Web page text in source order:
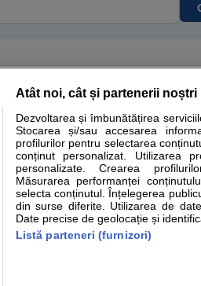
medicale
pe sfatulmedicului.ro au scop
ca pe langa informatia primita pe
-
a
Parteneri
Inscriere clinica
Atât noi, cât și partenerii
Dezvoltarea și îmbunătățirea
Stocarea și/sau accesarea
profilurilor pentru selectarea
conținut personalizat. Utilizarea
personalizate. Crearea
Măsurarea performanței
selecta conținutul. Înțelegerea
din surse diferite. Utilizarea de
Date precise de geolocație și
Listă parteneri (furnizori)